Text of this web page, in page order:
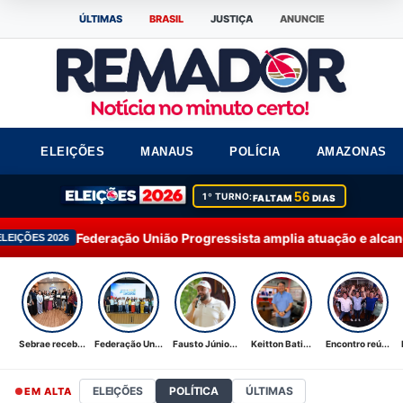
ÚLTIMAS BRASIL JUSTIÇA ANUNCIE
ELEIÇÕES MANAUS POLÍCIA AMAZONAS
1º TURNO:FALTAM56 DIAS
União Progressista amplia atuação e alcança 92% dos
Sebrae receb... Federação Un... Fausto Júnio... Keitton Bati... Encontro reú...
EM ALTA ELEIÇÕES POLÍTICA ÚLTIMAS